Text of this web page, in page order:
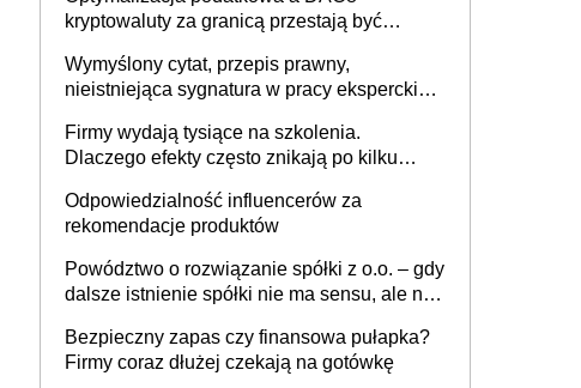
kryptowaluty za granicą przestają być
Wymyślony cytat, przepis prawny,
nieistniejąca sygnatura w pracy eksperckiej -
firmie
Firmy wydają tysiące na szkolenia.
Dlaczego efekty często znikają po kilku
Odpowiedzialność influencerów za
rekomendacje produktów
Powództwo o rozwiązanie spółki z o.o. – gdy
dalsze istnienie spółki nie ma sensu, ale nie
Bezpieczny zapas czy finansowa pułapka?
Firmy coraz dłużej czekają na gotówkę